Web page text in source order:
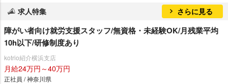
求人特集 さらに見る
障がい者向け就労支援スタッフ/無資格・未経験OK/月残業平均
10h以下/研修制度あり
kotrio紹介横浜支店
月給24万円～40万円
正社員 / 神奈川県